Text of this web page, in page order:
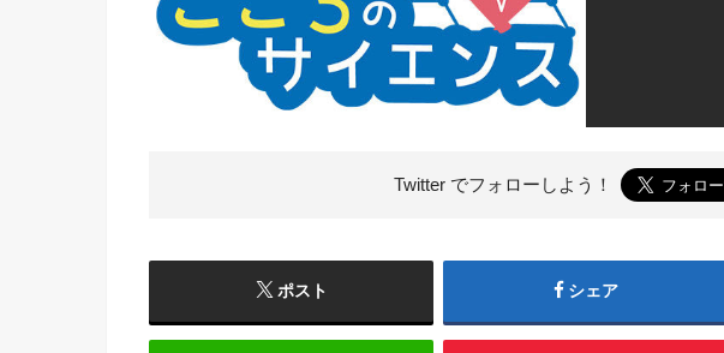
Twitter でフォローしよう！
ポスト シェア